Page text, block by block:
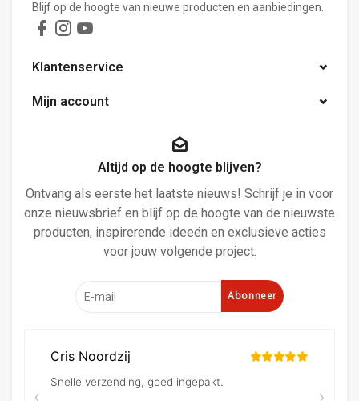
Blijf op de hoogte van nieuwe producten en aanbiedingen.
Klantenservice
Mijn account
Altijd op de hoogte blijven?
Ontvang als eerste het laatste nieuws! Schrijf je in voor
onze nieuwsbrief en blijf op de hoogte van de nieuwste
producten, inspirerende ideeën en exclusieve acties
voor jouw volgende project.
Abonneer